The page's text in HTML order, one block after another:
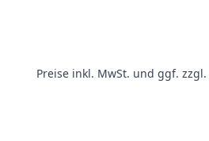
Preise inkl. MwSt. und ggf. zzgl.